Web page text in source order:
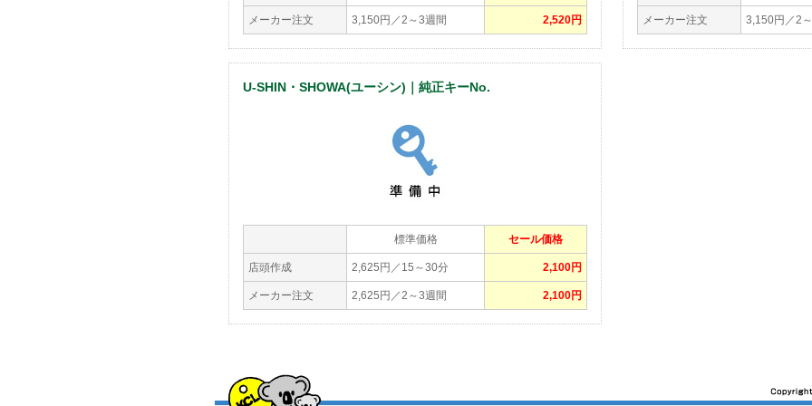
メーカー注文 3,150円／2～3週間 2,520円
U-SHIN・SHOWA(ユーシン)｜純正キーNo.
標準価格 セール価格
店頭作成 2,625円／15～30分 2,100円
メーカー注文 2,625円／2～3週間 2,100円
メーカー注文 3,150円／2